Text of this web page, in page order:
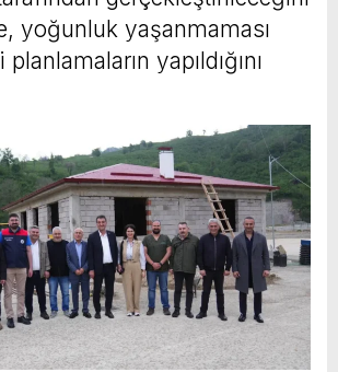
yoğunluk yaşanmaması
yapıldığını